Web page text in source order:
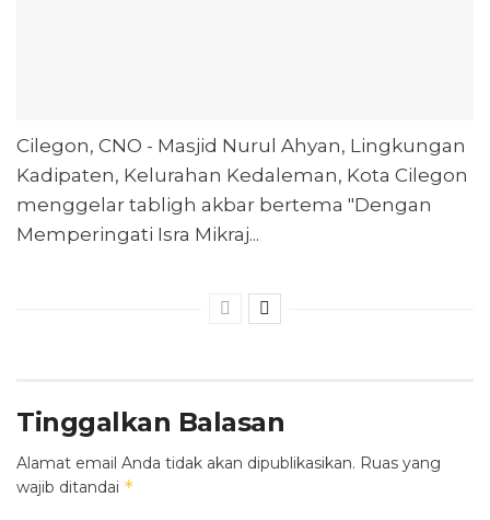
Cilegon, CNO - Masjid Nurul Ahyan, Lingkungan
Kadipaten, Kelurahan Kedaleman, Kota Cilegon
menggelar tabligh akbar bertema "Dengan
Memperingati Isra Mikraj...
Tinggalkan Balasan
Alamat email Anda tidak akan dipublikasikan. Ruas yang
wajib ditandai *